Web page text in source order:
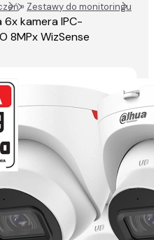
» Zestawy do monitoringu
kamera IPC-
8MPx WizSense